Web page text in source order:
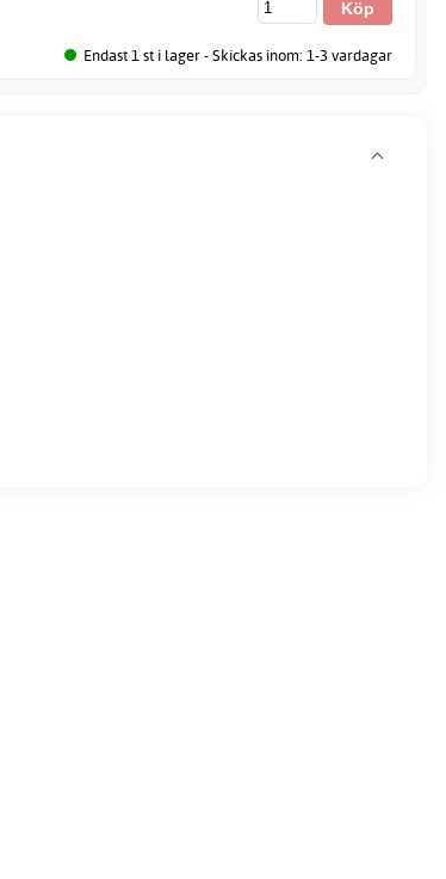
Endast 1 st i lager - Skickas inom: 1-3 vardagar